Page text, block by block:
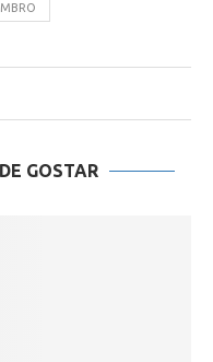
GOSTAR